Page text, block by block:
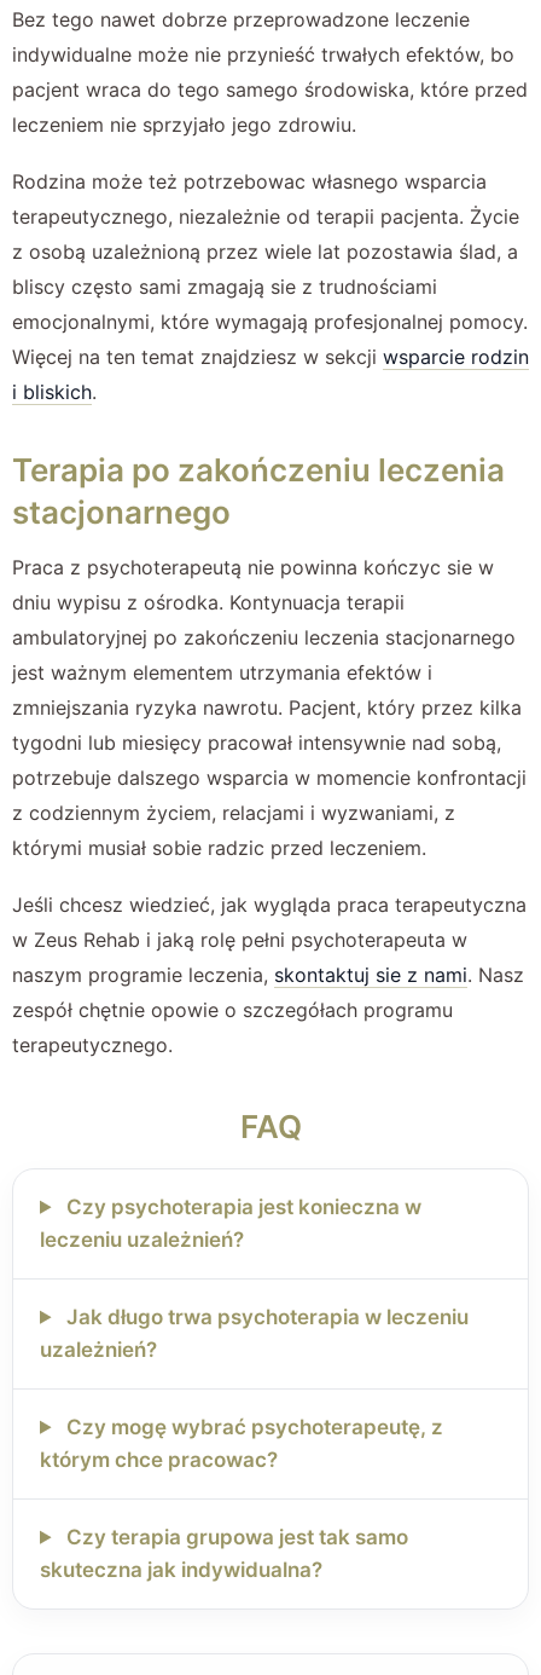
Bez tego nawet dobrze przeprowadzone leczenie
indywidualne może nie przynieść trwałych efektów, bo
pacjent wraca do tego samego środowiska, które przed
leczeniem nie sprzyjało jego zdrowiu.
Rodzina może też potrzebowac własnego wsparcia
terapeutycznego, niezależnie od terapii pacjenta. Życie
z osobą uzależnioną przez wiele lat pozostawia ślad, a
bliscy często sami zmagają sie z trudnościami
emocjonalnymi, które wymagają profesjonalnej pomocy.
Więcej na ten temat znajdziesz w sekcji wsparcie rodzin
i bliskich.
Terapia po zakończeniu leczenia
stacjonarnego
Praca z psychoterapeutą nie powinna kończyc sie w
dniu wypisu z ośrodka. Kontynuacja terapii
ambulatoryjnej po zakończeniu leczenia stacjonarnego
jest ważnym elementem utrzymania efektów i
zmniejszania ryzyka nawrotu. Pacjent, który przez kilka
tygodni lub miesięcy pracował intensywnie nad sobą,
potrzebuje dalszego wsparcia w momencie konfrontacji
z codziennym życiem, relacjami i wyzwaniami, z
którymi musiał sobie radzic przed leczeniem.
Jeśli chcesz wiedzieć, jak wygląda praca terapeutyczna
w Zeus Rehab i jaką rolę pełni psychoterapeuta w
naszym programie leczenia, skontaktuj sie z nami. Nasz
zespół chętnie opowie o szczegółach programu
terapeutycznego.
FAQ
Czy psychoterapia jest konieczna w
leczeniu uzależnień?
Jak długo trwa psychoterapia w leczeniu
uzależnień?
Czy mogę wybrać psychoterapeutę, z
którym chce pracowac?
Czy terapia grupowa jest tak samo
skuteczna jak indywidualna?